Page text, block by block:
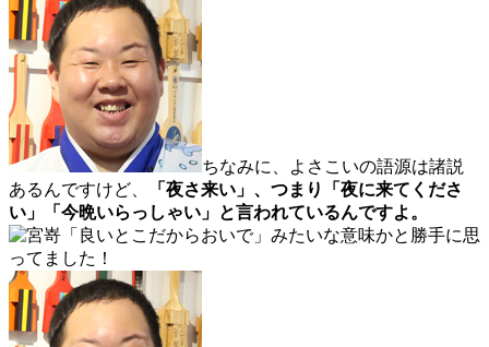
ちなみに、よさこいの語源は諸説
あるんですけど、
「夜さ来い」、つまり「夜に来てくださ
い」「今晩いらっしゃい」と言われているんですよ。
「良いとこだからおいで」みたいな意味かと勝手に思
ってました！